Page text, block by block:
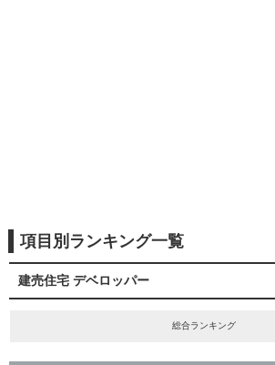
項目別ランキング一覧
建売住宅 デベロッパー
総合ランキング